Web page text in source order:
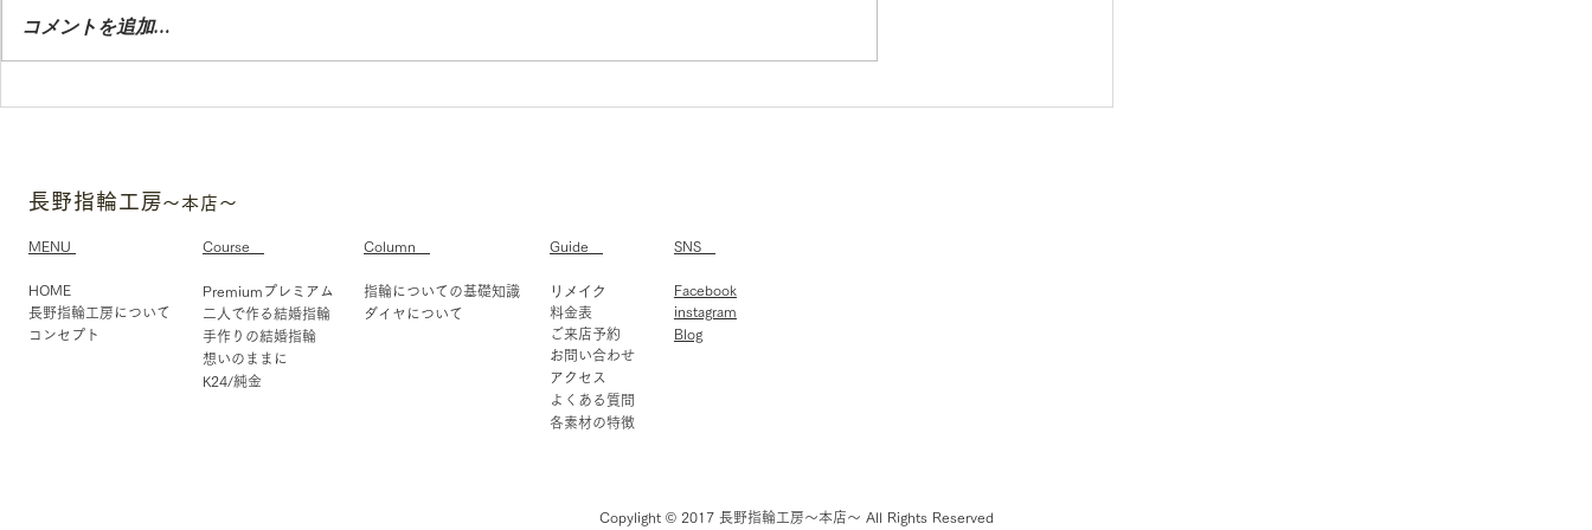
ペアリングを当日持ち帰りで制作
できます。長野市・松本市・伊那
コメントを追加…
長野指輪工房〜本店〜
MENU
HOME
長野指輪工房について
コンセプト
Course
Premiumプレミアム
二人で作る結婚指輪
手作りの結婚指輪
​想いのままに
K24/純金
Column
指輪についての基礎知識
​ダイヤについて
Guide
リメイク
​​料金表
ご来店予約
お問い合わせ
​ アクセス
​ よくある質問
​各素材の特徴
SNS
Facebook
instagram
Blog
Copylight © 2017 長野指輪工房～本店～ All Rights Reserved